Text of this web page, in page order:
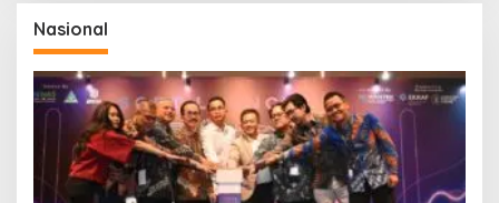
Nasional